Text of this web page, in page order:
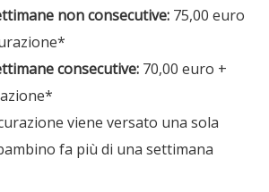
non consecutive: 75,00 euro
consecutive: 70,00 euro +
viene versato una sola
fa più di una settimana